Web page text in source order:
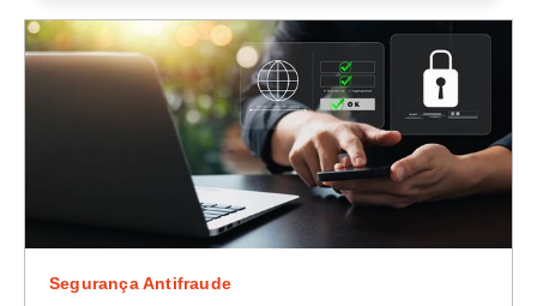
Segurança Antifraude